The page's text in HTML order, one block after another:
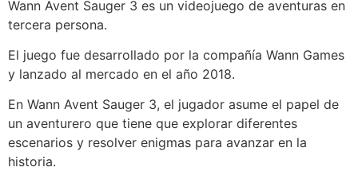
Wann Avent Sauger 3 es un videojuego de aventuras en
tercera persona.
El juego fue desarrollado por la compañía Wann Games
y lanzado al mercado en el año 2018.
En Wann Avent Sauger 3, el jugador asume el papel de
un aventurero que tiene que explorar diferentes
escenarios y resolver enigmas para avanzar en la
historia.